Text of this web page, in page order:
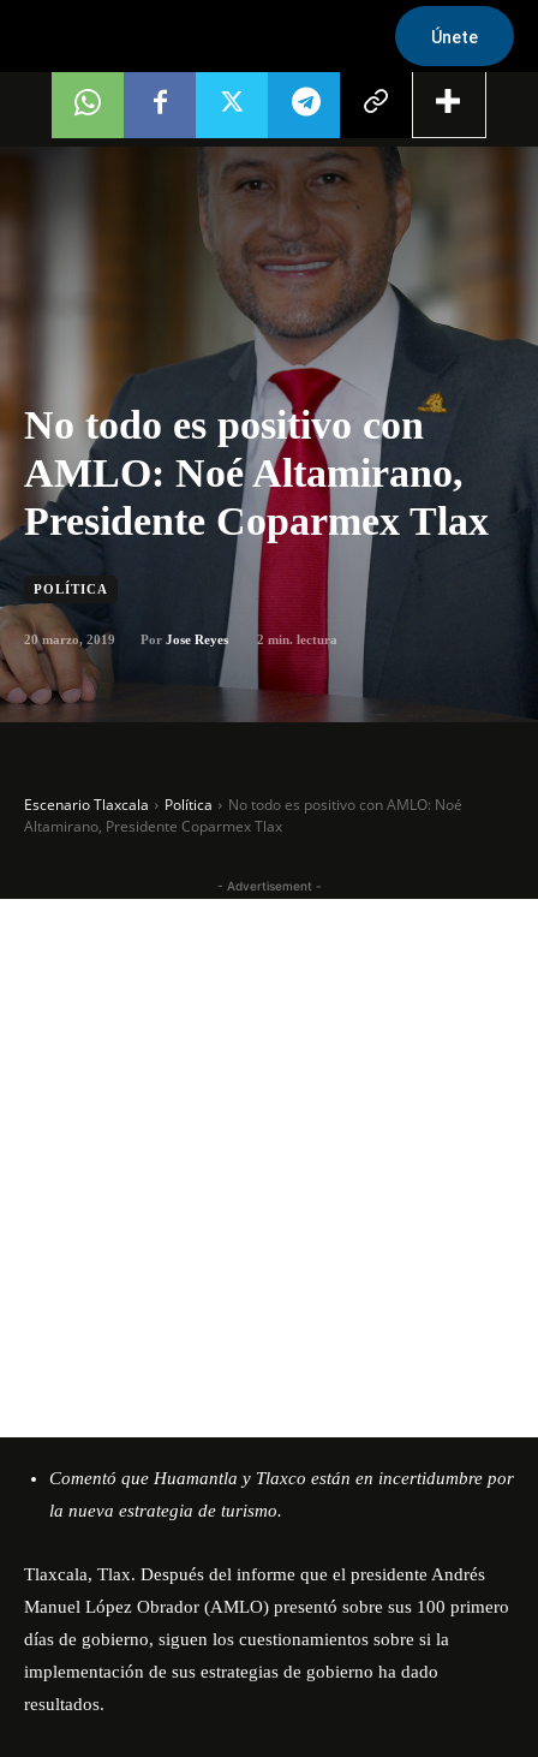
Únete
No todo es positivo con
AMLO: Noé Altamirano,
Presidente Coparmex Tlax
POLÍTICA
20 marzo, 2019 Por Jose Reyes 2 min. lectura
Escenario Tlaxcala Política
No todo es positivo con AMLO: Noé
Altamirano, Presidente Coparmex Tlax
- Advertisement -
Comentó que Huamantla y Tlaxco están en incertidumbre por
la nueva estrategia de turismo.
Tlaxcala, Tlax. Después del informe que el presidente Andrés
Manuel López Obrador (AMLO) presentó sobre sus 100 primero
días de gobierno, siguen los cuestionamientos sobre si la
implementación de sus estrategias de gobierno ha dado
resultados.